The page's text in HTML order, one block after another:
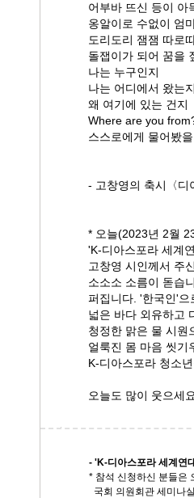
어부바 뜨신 등이 아
옹알이로 수없이 엄
도리도리 잼잼 따로
돌잽이가 되어 꿈을
나는 누구인지
나는 어디에서 왔는지
왜 여기에 있는 건지
Where are you
스스로에게 물어봤
- 고창영의 축시〈디
* 오늘(2023년 2월
'K-디아스포라 세계
고창영 시인께서 주
소소소 소름이 돋습
퍼집니다. '한국인'으
넓은 바다 외유하고
청정한 맑은 물 시원
얼룩진 몸 마음 씻기
K-디아스포라 청소
오늘도 많이 웃으세요.
- 'K-디아스포라 세계연
* 참석 신청하신 분들은
국회 의원회관 세미나